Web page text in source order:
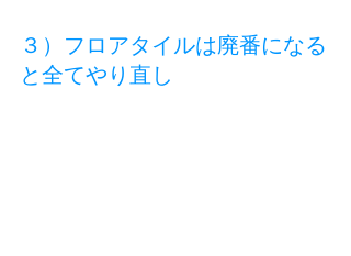
３）フロアタイルは廃番になる
と全てやり直し